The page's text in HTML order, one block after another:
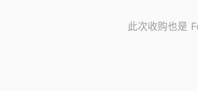
此次收购也是